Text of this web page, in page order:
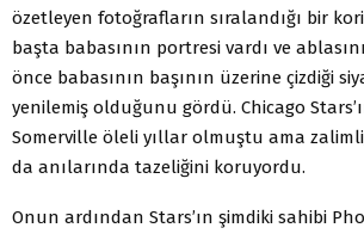
özetleyen fotoğrafların sıralandığı bir
başta babasının portresi vardı ve
önce babasının başının üzerine çizdiği
yenilemiş olduğunu gördü. Chicago
Somerville öleli yıllar olmuştu ama
da anılarında tazeliğini koruyordu.
Onun ardından Stars’ın şimdiki sahibi